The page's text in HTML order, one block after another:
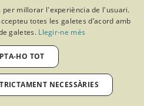
de Barcelona
cookies
Avís legal
Política de qualitat
amb Softeng Portal Builder
per millorar l'experiència de l'usuari.
totes les galetes d’acord amb
galetes. Llegir-ne més
HO TOT
NECESSÀRIES